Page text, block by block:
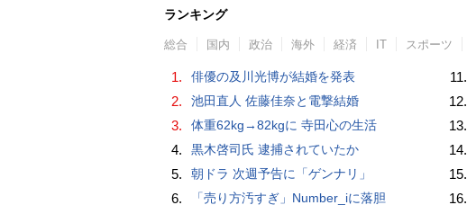
ランキング
総合 国内 政治 海外 経済 IT スポーツ
1. 俳優の及川光博が結婚を発表
2. 池田直人 佐藤佳奈と電撃結婚
3. 体重62kg→82kgに 寺田心の生活
4. 黒木啓司氏 逮捕されていたか
5. 朝ドラ 次週予告に「ゲンナリ」
6. 「売り方汚すぎ」Number_iに落胆
11.
12.
13.
14.
15.
16.